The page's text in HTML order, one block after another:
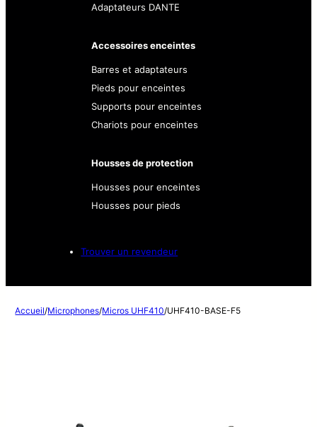
Adaptateurs DANTE
Accessoires enceintes
Barres et adaptateurs
Pieds pour enceintes
Supports pour enceintes
Chariots pour enceintes
Housses de protection
Housses pour enceintes
Housses pour pieds
Trouver un revendeur
Accueil/Microphones/Micros UHF410/UHF410-BASE-F5